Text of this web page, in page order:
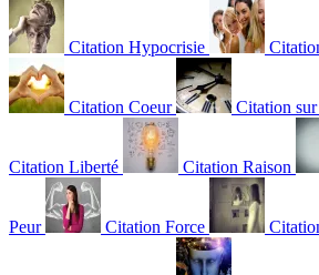
Citation Hypocrisie
Citation Coeur Citation sur
Citation Liberté Citation Raison
Peur Citation Force